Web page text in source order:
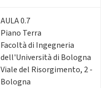
AULA 0.7
Piano Terra
Facoltà di Ingegneria
dell'Università di Bologna
Viale del Risorgimento, 2 -
Bologna